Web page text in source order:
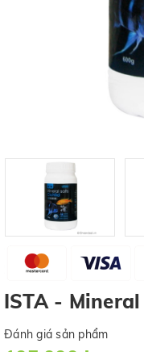
ISTA -
Đánh giá sản phẩm